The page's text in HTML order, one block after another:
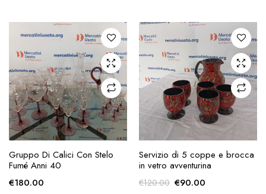
RICHIESTA
Gruppo Di Calici Con Stelo
Fumé Anni 40
€180.00
RICHIESTA
Servizio di 5 coppe e brocca
in vetro avventurina
€120.00 Il
€90.00Il